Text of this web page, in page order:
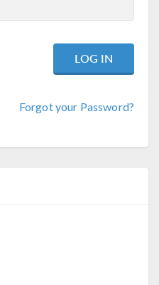
Forgot your Password?